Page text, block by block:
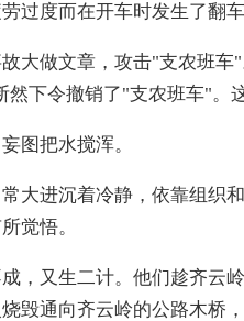
过度而在开车时发生了翻车
做文章，攻击"支农班车"
下令撤销了"支农班车"。
把水搅浑。
进沉着冷静，依靠组织和
觉悟。
又生二计。他们趁齐云岭
毁通向齐云岭的公路木桥